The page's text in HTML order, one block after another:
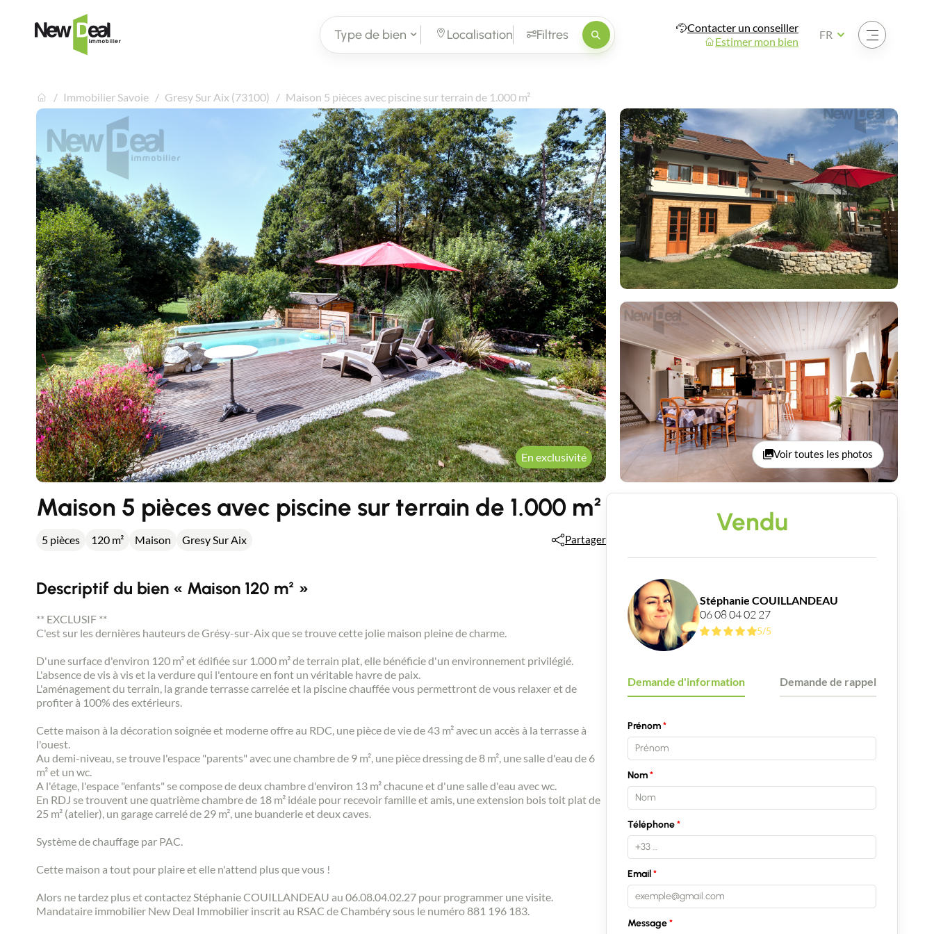
Type de bien Localisation Filtres
Contacter un conseiller
Estimer mon bien
Ouvrir le menu
FR
Immobilier Savoie Gresy Sur Aix (73100) Maison 5 pièces avec piscine sur terrain de 1.000 m²
Voir toutes les photos
En exclusivité
Maison 5 pièces avec piscine sur terrain de 1.000 m²
5 pièces 120 m² Maison Gresy Sur Aix Partager
Descriptif du bien « Maison 120 m² »
** EXCLUSIF **
C'est sur les dernières hauteurs de Grésy-sur-Aix que se trouve cette jolie maison pleine de charme.
D'une surface d'environ 120 m² et édifiée sur 1.000 m² de terrain plat, elle bénéficie d'un environnement privilégié.
L'absence de vis à vis et la verdure qui l'entoure en font un véritable havre de paix.
L'aménagement du terrain, la grande terrasse carrelée et la piscine chauffée vous permettront de vous relaxer et de
profiter à 100% des extérieurs.
Cette maison à la décoration soignée et moderne offre au RDC, une pièce de vie de 43 m² avec un accès à la terrasse à
l'ouest.
Au demi-niveau, se trouve l'espace "parents" avec une chambre de 9 m², une pièce dressing de 8 m², une salle d'eau de 6
m² et un wc.
A l'étage, l'espace "enfants" se compose de deux chambre d'environ 13 m² chacune et d'une salle d'eau avec wc.
En RDJ se trouvent une quatrième chambre de 18 m² idéale pour recevoir famille et amis, une extension bois toit plat de
25 m² (atelier), un garage carrelé de 29 m², une buanderie et deux caves.
Système de chauffage par PAC.
Cette maison a tout pour plaire et elle n'attend plus que vous !
Alors ne tardez plus et contactez Stéphanie COUILLANDEAU au 06.08.04.02.27 pour programmer une visite.
Mandataire immobilier New Deal Immobilier inscrit au RSAC de Chambéry sous le numéro 881 196 183.
Vendu
Stéphanie COUILLANDEAU
06 08 04 02 27
5/5
Demande d'information Demande de rappel
Prénom
Nom
Téléphone
Email
Message